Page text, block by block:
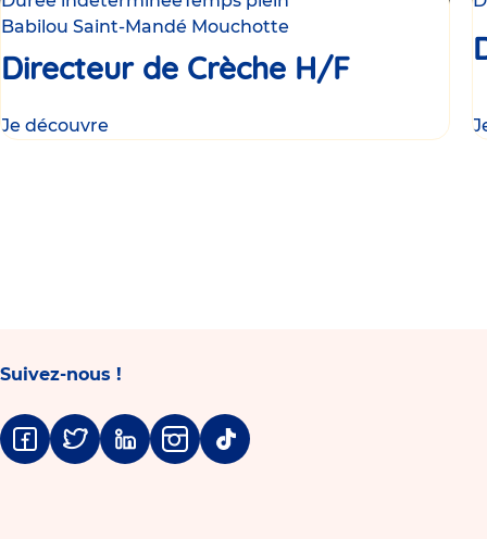
Babilou Saint-Mandé Mouchotte
Directeur de Crèche H/F
Je découvre
Suivez-nous !
Facebook
TwitterLinkedinInstagram
Tiktok